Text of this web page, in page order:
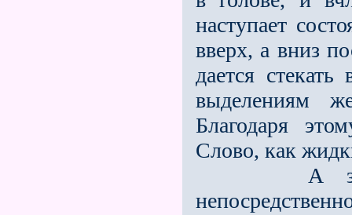
наступает
вверх, а вниз
дается
выделениям
Благодаря
Слово, как
А затем